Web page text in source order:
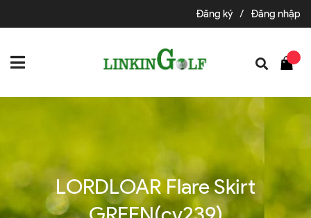
Đăng ký / Đăng nhập
LORDLOAR Flare Skirt